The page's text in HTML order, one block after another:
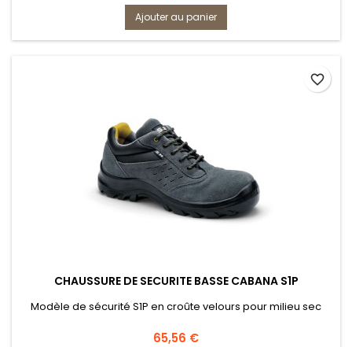
Ajouter au panier
CHAUSSURE DE SECURITE BASSE CABANA S1P
Modèle de sécurité S1P en croûte velours pour milieu sec
Prix
65,56 €
favorite_border